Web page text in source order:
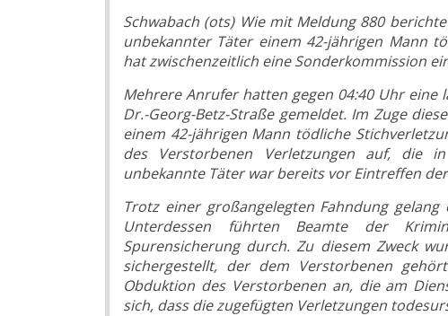
Schwabach (ots) Wie mit Meldung 880
unbekannter Täter einem 42-jährigen Mann
hat zwischenzeitlich eine Sonderkommission
Mehrere Anrufer hatten gegen 04:40 Uhr
Dr.-Georg-Betz-Straße gemeldet. Im Zuge
einem 42-jährigen Mann tödliche
des Verstorbenen Verletzungen auf, die
unbekannte Täter war bereits vor Eintreffen
Trotz einer großangelegten Fahndung
Unterdessen führten Beamte der
Spurensicherung durch. Zu diesem Zweck
sichergestellt, der dem Verstorbenen
Obduktion des Verstorbenen an, die am
sich, dass die zugefügten Verletzungen